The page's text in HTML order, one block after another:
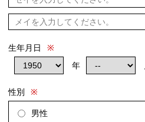
生年月日
※
年
性別 ※
男性